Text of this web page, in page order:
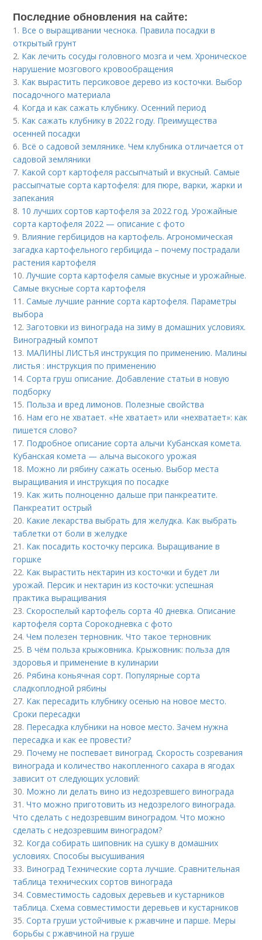
Последние обновления на сайте:
1. Все о выращивании чеснока. Правила посадки в
открытый грунт
2. Как лечить сосуды головного мозга и чем. Хроническое
нарушение мозгового кровообращения
3. Как вырастить персиковое дерево из косточки. Выбор
посадочного материала
4. Когда и как сажать клубнику. Осенний период
5. Как сажать клубнику в 2022 году. Преимущества
осенней посадки
6. Всё о садовой землянике. Чем клубника отличается от
садовой земляники
7. Какой сорт картофеля рассыпчатый и вкусный. Самые
рассыпчатые сорта картофеля: для пюре, варки, жарки и
запекания
8. 10 лучших сортов картофеля за 2022 год. Урожайные
сорта картофеля 2022 — описание с фото
9. Влияние гербицидов на картофель. Агрономическая
загадка картофельного гербицида – почему пострадали
растения картофеля
10.Лучшие сорта картофеля самые вкусные и урожайные.
Самые вкусные сорта картофеля
11.Самые лучшие ранние сорта картофеля. Параметры
выбора
12.Заготовки из винограда на зиму в домашних условиях.
Виноградный компот
13. МАЛИНЫ ЛИСТЬЯ инструкция по применению. Малины
листья : инструкция по применению
14.Сорта груш описание. Добавление статьи в новую
подборку
15. Польза и вред лимонов. Полезные свойства
16. Нам его не хватает. «Не хватает» или «нехватает»: как
пишется слово?
17. Подробное описание сорта алычи Кубанская комета.
Кубанская комета — алыча высокого урожая
18. Можно ли рябину сажать осенью. Выбор места
выращивания и инструкция по посадке
19. Как жить полноценно дальше при панкреатите.
Панкреатит острый
20. Какие лекарства выбрать для желудка. Как выбрать
таблетки от боли в желудке
21. Как посадить косточку персика. Выращивание в
горшке
22. Как вырастить нектарин из косточки и будет ли
урожай. Персик и нектарин из косточки: успешная
практика выращивания
23.Скороспелый картофель сорта 40 дневка. Описание
картофеля сорта Сорокодневка с фото
24.Чем полезен терновник. Что такое терновник
25. В чём польза крыжовника. Крыжовник: польза для
здоровья и применение в кулинарии
26. Рябина коньячная сорт. Популярные сорта
сладкоплодной рябины
27. Как пересадить клубнику осенью на новое место.
Сроки пересадки
28. Пересадка клубники на новое место. Зачем нужна
пересадка и как ее провести?
29. Почему не поспевает виноград. Скорость созревания
винограда и количество накопленного сахара в ягодах
зависит от следующих условий:
30. Можно ли делать вино из недозревшего винограда
31.Что можно приготовить из недозрелого винограда.
Что сделать с недозревшим виноградом. Что можно
сделать с недозревшим виноградом?
32. Когда собирать шиповник на сушку в домашних
условиях. Способы высушивания
33. Виноград Технические сорта лучшие. Сравнительная
таблица технических сортов винограда
34.Совместимость садовых деревьев и кустарников
таблица. Схема совместимости деревьев и кустарников
35.Сорта груши устойчивые к ржавчине и парше. Меры
борьбы с ржавчиной на груше